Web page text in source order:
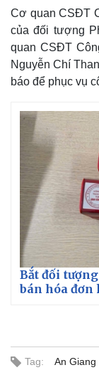
Thế giới
Quan sát
Cuộc sống đó đây
Hồ sơ
Cơ quan CSĐT
của đối tượng
quan CSĐT
Nguyễn Chí
báo để phục vụ
Bắt đối
bán hóa đơn
Tag: An Giang